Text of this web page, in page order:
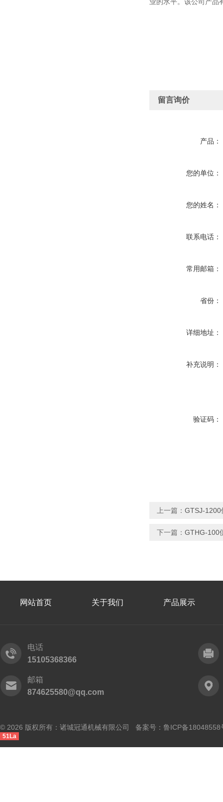
留言询价
产品：
您的单位：
您的姓名：
联系电话：
常用邮箱：
省份：
详细地址：
补充说明：
验证码：
上一篇： GTSJ-1200
下一篇： GTHG-100
网站首页 关于我们 产品展示
电话
15105368366
邮箱
874625580@qq.com
© 2026 版权所有：诸城冠通机械有限公司 备案号： 鲁ICP备18048558
51La